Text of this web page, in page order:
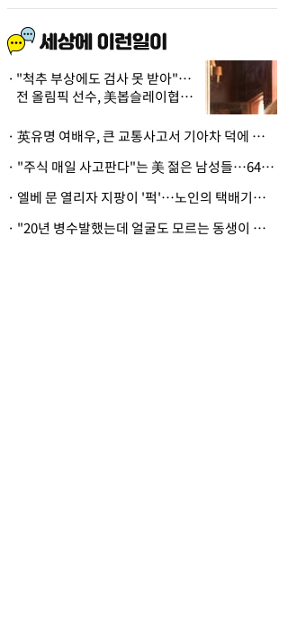
"척추 부상에도 검사 못 받아"…
전 올림픽 선수, 美봅슬레이협회
· 英유명 여배우, 큰 교통사고서 기아차 덕에 살았다
· "주식 매일 사고판다"는 美 젊은 남성들…64%가 "나는 인생의 패배자“
· 엘베 문 열리자 지팡이 '퍽'…노인의 택배기사 폭행 이유
· "20년 병수발했는데 얼굴도 모르는 동생이 유산 절반을"…배다른 형제 상속권 있을까